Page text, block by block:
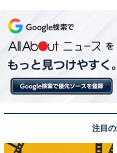
「一定の所得」とは、パー
「年収103万円」となる。世
に、パートの収入を年収103
ることから「103万円の壁」
の壁となっていた。
この配偶者控除が廃止され
の家計を安定させるには、
注目